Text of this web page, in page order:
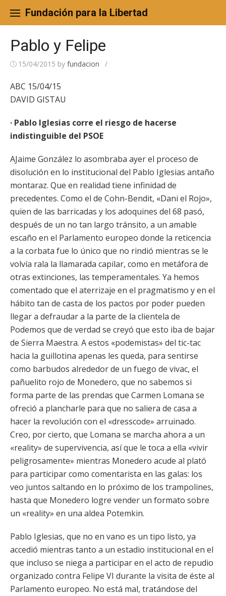
content
Fundación para la Libertad
Pablo y Felipe
15/04/2015 by fundacion /
ABC 15/04/15
DAVID GISTAU
· Pablo Iglesias corre el riesgo de hacerse
indistinguible del PSOE
AJaime González lo asombraba ayer el proceso de
disolución en lo institucional del Pablo Iglesias antaño
montaraz. Que en realidad tiene infinidad de
precedentes. Como el de Cohn-Bendit, «Dani el Rojo»,
quien de las barricadas y los adoquines del 68 pasó,
después de un no tan largo tránsito, a un amable
escaño en el Parlamento europeo donde la reticencia
a la corbata fue lo único que no rindió mientras se le
volvía rala la llamarada capilar, como en metáfora de
otras extinciones, las temperamentales. Ya hemos
comentado que el aterrizaje en el pragmatismo y en el
hábito tan de casta de los pactos por poder pueden
llegar a defraudar a la parte de la clientela de
Podemos que de verdad se creyó que esto iba de bajar
de Sierra Maestra. A estos «podemistas» del tic-tac
hacia la guillotina apenas les queda, para sentirse
como barbudos alrededor de un fuego de vivac, el
pañuelito rojo de Monedero, que no sabemos si
forma parte de las prendas que Carmen Lomana se
ofreció a plancharle para que no saliera de casa a
hacer la revolución con el «dresscode» arruinado.
Creo, por cierto, que Lomana se marcha ahora a un
«reality» de supervivencia, así que le toca a ella «vivir
peligrosamente» mientras Monedero acude al plató
para participar como comentarista en las galas: los
veo juntos saltando en lo próximo de los trampolines,
hasta que Monedero logre vender un formato sobre
un «reality» en una aldea Potemkin.
Pablo Iglesias, que no en vano es un tipo listo, ya
accedió mientras tanto a un estadio institucional en el
que incluso se niega a participar en el acto de repudio
organizado contra Felipe VI durante la visita de éste al
Parlamento europeo. No está mal, tratándose del